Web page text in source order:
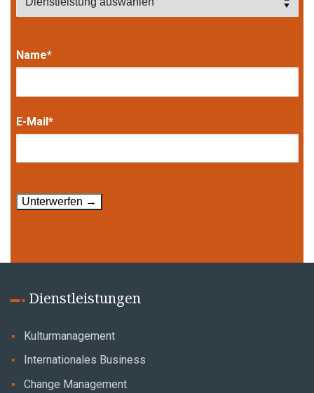
Name*
E-Mail*
Dienstleistungen
Kulturmanagement
Internationales Business
Change Management